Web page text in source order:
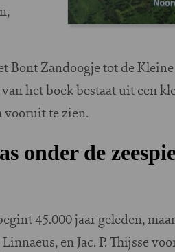
Bont Zandoogje tot de
het boek bestaat uit een
vooruit te zien.
onder de
45.000 jaar geleden,
en Jac. P. Thijsse